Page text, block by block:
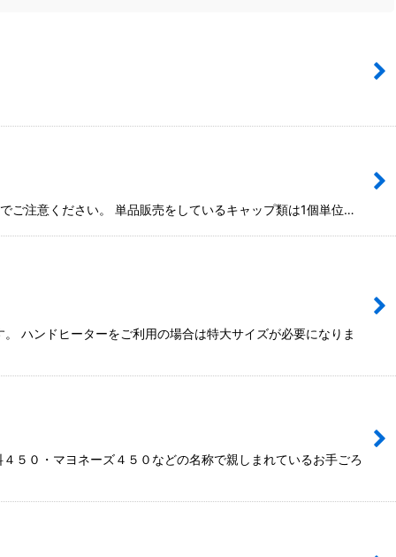
ご注意ください。 単品販売をしているキャップ類は1個単位…
ハンドヒーターをご利用の場合は特大サイズが必要になりま
５０・マヨネーズ４５０などの名称で親しまれているお手ごろ